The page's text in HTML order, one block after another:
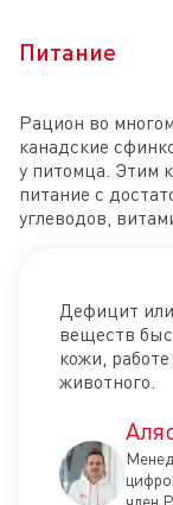
Питание
Рацион во
канадские
у питомца. Этим
питание с
углеводов,
Дефицит
веществ
кожи,
животного.
член